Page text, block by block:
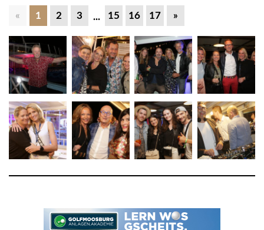
« 1 2 3 ... 15 16 17 »